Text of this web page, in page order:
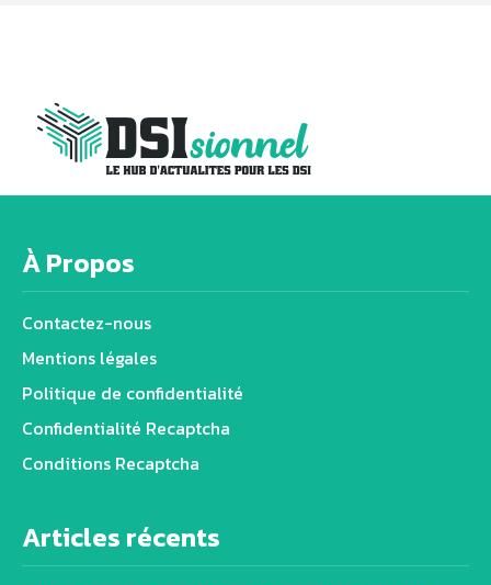
À Propos
Contactez-nous
Mentions légales
Politique de confidentialité
Confidentialité Recaptcha
Conditions Recaptcha
Articles récents